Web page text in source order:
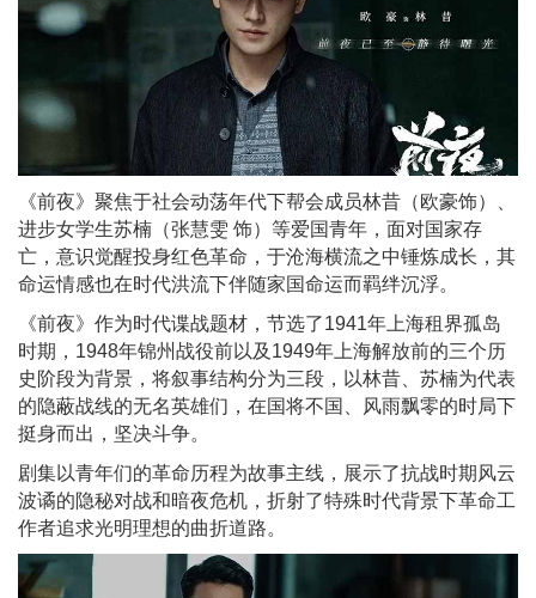
《前夜》聚焦于社会动荡年代下帮会成员林昔（欧豪饰）、
进步女学生苏楠（张慧雯 饰）等爱国青年，面对国家存
亡，意识觉醒投身红色革命，于沧海横流之中锤炼成长，其
命运情感也在时代洪流下伴随家国命运而羁绊沉浮。
《前夜》作为时代谍战题材，节选了1941年上海租界孤岛
时期，1948年锦州战役前以及1949年上海解放前的三个历
史阶段为背景，将叙事结构分为三段，以林昔、苏楠为代表
的隐蔽战线的无名英雄们，在国将不国、风雨飘零的时局下
挺身而出，坚决斗争。
剧集以青年们的革命历程为故事主线，展示了抗战时期风云
波谲的隐秘对战和暗夜危机，折射了特殊时代背景下革命工
作者追求光明理想的曲折道路。